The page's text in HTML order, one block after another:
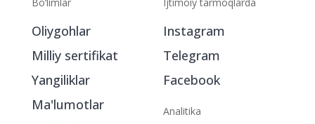
Bo‘limlar
Oliygohlar
Ijtimoiy tarmoqlarda
Telegram